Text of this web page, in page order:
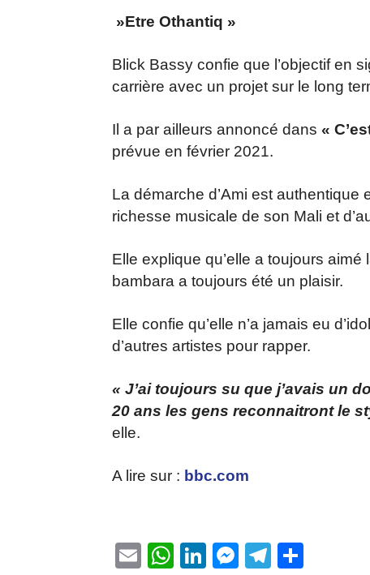
»Etre Othantiq »
Blick Bassy confie que l’objectif en
carrière avec un projet sur le long
Il a par ailleurs annoncé dans «
prévue en février 2021.
La démarche d’Ami est
richesse musicale de son Mali et
Elle explique qu’elle a toujours
bambara a toujours été un plaisir.
Elle confie qu’elle n’a jamais eu
d’autres artistes pour rapper.
« J’ai toujours su que j’avais un
20 ans les gens reconnaitront le
elle.
A lire sur : bbc.com
EmailWhatsApp
LinkedIn
Messenger
Telegram